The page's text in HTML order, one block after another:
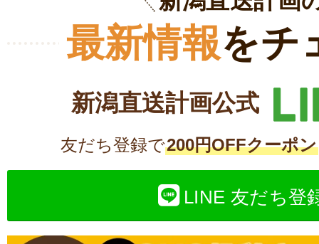
最新情報をチ
新潟直送計画公式
友だち登録で200円OFFクーポン
LINE 友だち登